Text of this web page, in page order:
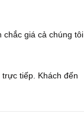
chắc giá cả chúng tôi
tiếp. Khách đến